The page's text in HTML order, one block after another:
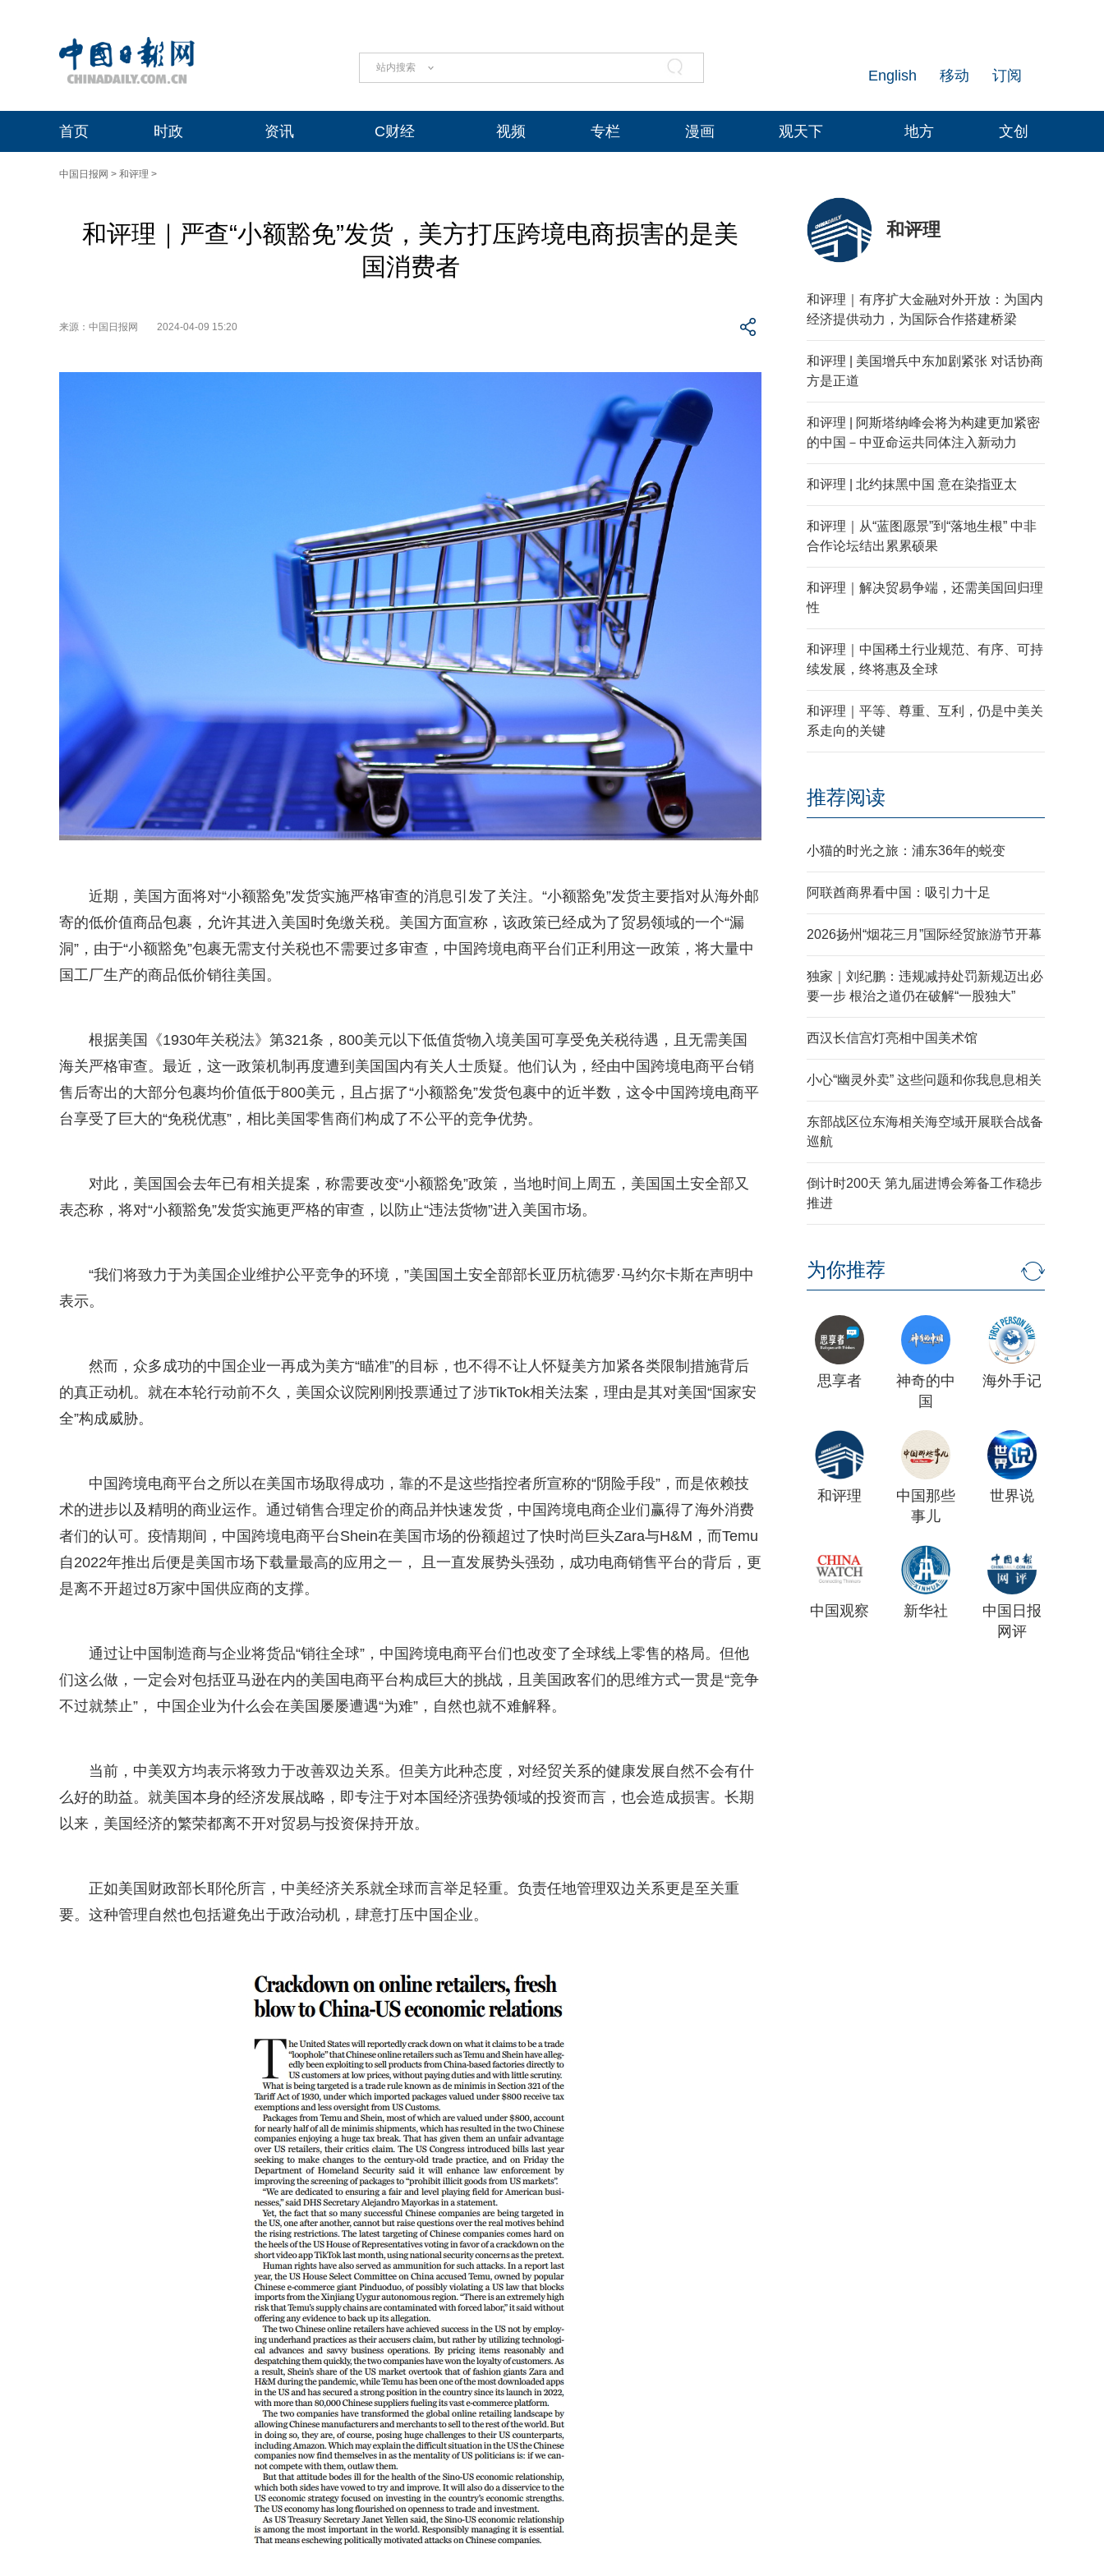
站内搜索 订阅
移动
English
首页 时政 资讯 C财经 视频 专栏 漫画 观天下 地方 文创
中国日报网 > 和评理 >
和评理｜严查“小额豁免”发货，美方打压跨境电商损害的是美
国消费者
来源：中国日报网 2024-04-09 15:20
近期，美国方面将对“小额豁免”发货实施严格审查的消息引发了关注。“小额豁免”发货主要指对从海外邮
寄的低价值商品包裹，允许其进入美国时免缴关税。美国方面宣称，该政策已经成为了贸易领域的一个“漏
洞”，由于“小额豁免”包裹无需支付关税也不需要过多审查，中国跨境电商平台们正利用这一政策，将大量中
国工厂生产的商品低价销往美国。
根据美国《1930年关税法》第321条，800美元以下低值货物入境美国可享受免关税待遇，且无需美国
海关严格审查。最近，这一政策机制再度遭到美国国内有关人士质疑。他们认为，经由中国跨境电商平台销
售后寄出的大部分包裹均价值低于800美元，且占据了“小额豁免”发货包裹中的近半数，这令中国跨境电商平
台享受了巨大的“免税优惠”，相比美国零售商们构成了不公平的竞争优势。
对此，美国国会去年已有相关提案，称需要改变“小额豁免”政策，当地时间上周五，美国国土安全部又
表态称，将对“小额豁免”发货实施更严格的审查，以防止“违法货物”进入美国市场。
“我们将致力于为美国企业维护公平竞争的环境，”美国国土安全部部长亚历杭德罗·马约尔卡斯在声明中
表示。
然而，众多成功的中国企业一再成为美方“瞄准”的目标，也不得不让人怀疑美方加紧各类限制措施背后
的真正动机。就在本轮行动前不久，美国众议院刚刚投票通过了涉TikTok相关法案，理由是其对美国“国家安
全”构成威胁。
中国跨境电商平台之所以在美国市场取得成功，靠的不是这些指控者所宣称的“阴险手段”，而是依赖技
术的进步以及精明的商业运作。通过销售合理定价的商品并快速发货，中国跨境电商企业们赢得了海外消费
者们的认可。疫情期间，中国跨境电商平台Shein在美国市场的份额超过了快时尚巨头Zara与H&M，而Temu
自2022年推出后便是美国市场下载量最高的应用之一， 且一直发展势头强劲，成功电商销售平台的背后，更
是离不开超过8万家中国供应商的支撑。
通过让中国制造商与企业将货品“销往全球”，中国跨境电商平台们也改变了全球线上零售的格局。但他
们这么做，一定会对包括亚马逊在内的美国电商平台构成巨大的挑战，且美国政客们的思维方式一贯是“竞争
不过就禁止”， 中国企业为什么会在美国屡屡遭遇“为难”，自然也就不难解释。
当前，中美双方均表示将致力于改善双边关系。但美方此种态度，对经贸关系的健康发展自然不会有什
么好的助益。就美国本身的经济发展战略，即专注于对本国经济强势领域的投资而言，也会造成损害。长期
以来，美国经济的繁荣都离不开对贸易与投资保持开放。
正如美国财政部长耶伦所言，中美经济关系就全球而言举足轻重。负责任地管理双边关系更是至关重
要。这种管理自然也包括避免出于政治动机，肆意打压中国企业。
和评理
和评理｜有序扩大金融对外开放：为国内
经济提供动力，为国际合作搭建桥梁
和评理 | 美国增兵中东加剧紧张 对话协商
方是正道
和评理 | 阿斯塔纳峰会将为构建更加紧密
的中国－中亚命运共同体注入新动力
和评理 | 北约抹黑中国 意在染指亚太
和评理｜从“蓝图愿景”到“落地生根” 中非
合作论坛结出累累硕果
和评理｜解决贸易争端，还需美国回归理
性
和评理｜中国稀土行业规范、有序、可持
续发展，终将惠及全球
和评理｜平等、尊重、互利，仍是中美关
系走向的关键
推荐阅读
小猫的时光之旅：浦东36年的蜕变
阿联酋商界看中国：吸引力十足
2026扬州“烟花三月”国际经贸旅游节开幕
独家｜刘纪鹏：违规减持处罚新规迈出必
要一步 根治之道仍在破解“一股独大”
西汉长信宫灯亮相中国美术馆
小心“幽灵外卖” 这些问题和你我息息相关
东部战区位东海相关海空域开展联合战备
巡航
倒计时200天 第九届进博会筹备工作稳步
推进
为你推荐
思享者
神奇的中
国
海外手记
和评理
中国那些
事儿
世界说
中国观察 新华社
中国日报
网评